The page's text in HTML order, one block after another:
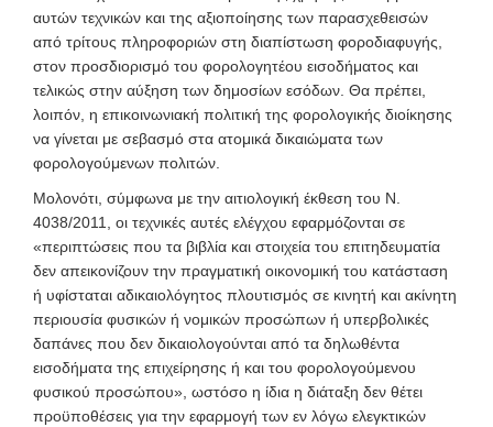
αυτών τεχνικών και της αξιοποίησης των παρασχεθεισών
από τρίτους πληροφοριών στη διαπίστωση φοροδιαφυγής,
στον προσδιορισμό του φορολογητέου εισοδήματος και
τελικώς στην αύξηση των δημοσίων εσόδων. Θα πρέπει,
λοιπόν, η επικοινωνιακή πολιτική της φορολογικής διοίκησης
να γίνεται με σεβασμό στα ατομικά δικαιώματα των
φορολογούμενων πολιτών.
Μολονότι, σύμφωνα με την αιτιολογική έκθεση του Ν.
4038/2011, οι τεχνικές αυτές ελέγχου εφαρμόζονται σε
«περιπτώσεις που τα βιβλία και στοιχεία του επιτηδευματία
δεν απεικονίζουν την πραγματική οικονομική του κατάσταση
ή υφίσταται αδικαιολόγητος πλουτισμός σε κινητή και ακίνητη
περιουσία φυσικών ή νομικών προσώπων ή υπερβολικές
δαπάνες που δεν δικαιολογούνται από τα δηλωθέντα
εισοδήματα της επιχείρησης ή και του φορολογούμενου
φυσικού προσώπου», ωστόσο η ίδια η διάταξη δεν θέτει
προϋποθέσεις για την εφαρμογή των εν λόγω ελεγκτικών